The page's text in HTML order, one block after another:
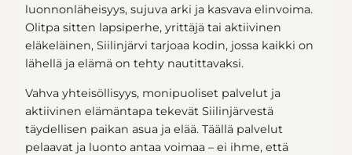
luonnonläheisyys, sujuva arki ja kasvava elinvoima.
Olitpa sitten lapsiperhe, yrittäjä tai aktiivinen
eläkeläinen, Siilinjärvi tarjoaa kodin, jossa kaikki on
lähellä ja elämä on tehty nautittavaksi.
Vahva yhteisöllisyys, monipuoliset palvelut ja
aktiivinen elämäntapa tekevät Siilinjärvestä
täydellisen paikan asua ja elää. Täällä palvelut
pelaavat ja luonto antaa voimaa – ei ihme, että